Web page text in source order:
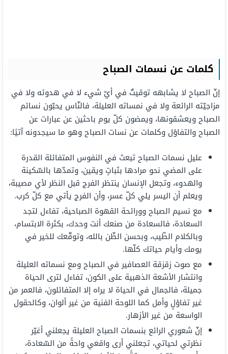
كلمات عن نسمات الصباح
إنّ الصباح لا يشابهه توقيتٌ في أيّ شيء لا في هدوئه ولا في
مزاجيّته الرائعة ولا في نمساته العليلة، فالنّاس يحبّون نسائم
الصباح ويعشقونها، ويمضون كلّ يوم باحثين عن عبارات عن
الصباح والتفاؤل وكلمات عن نسات الصباح وهو ما سيجدونه آتيًا:
عليل نسمات الصباح تبعث في النفوس المتفائلة القدرة
على المضي نحو مرادها بثباتٍ ويقين، وتمدّها بالسّكينة
والهدوء، وتجعل الإنسان ينتظر الفرج قبل النظر لأي مصيبة،
ويعلم أن اليسر يلي كلّ عسر، وأن الفرج يأتي مع كلّ كرب.
مع نسيم الصباح وورائحة القهوة الصباحية، تفاءل لتجد
السعادة، فالسعادة من صنعك أنت وحدك، بكثرة الابتسام،
وبالكلام الطّيب، وبحسن الظّن بالله، وتوقّعك للخير في
يومك وأيام حياتك كلّها.
مع صوت زقزقة العصافير في الصباح ومع نسماته العليلة
وانتشار الأشعة الذهبية على الكون، تفاءل لترى الحياة
جميلة، فالجمال في الحياة لا يراه إلا المتفائلون، فالعمر من
غير تفاؤلٍ وأمل كما اللوحة الفنية من غير ألوان، وكالحقول
الواسعة من غير الأزهار.
إنّ شعوري الرائع بنسمات الصباح العليلة يجعلني أغيّر
نظرتي لحياتي، تجعلني أرى واقعي واحةً من السّعادة،